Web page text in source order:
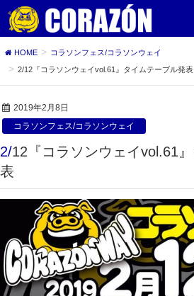
HOME
コラソンフェス/コラソンウェイ
2/12『コラソンウェイvol.61』タイムテーブル発表
2019年2月8日
コラソンフェス/コラソンウェイ
2/12『コラソンウェイvol.61』タイムテーブル発
表